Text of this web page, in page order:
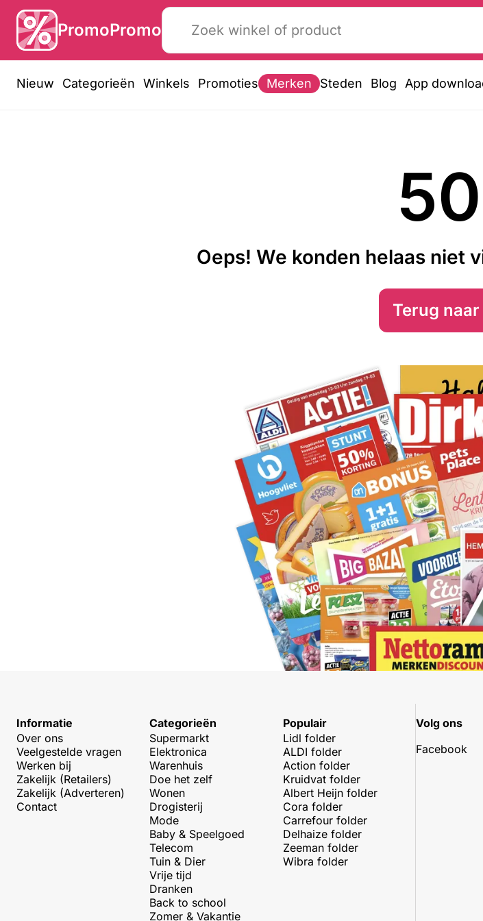
PromoPromo
Nieuw Categorieën Winkels Promoties Merken Steden Blog App
Oeps! We konden helaas niet
Terug
Informatie
Over ons
Veelgestelde vragen
Werken bij
Zakelijk (Retailers)
Zakelijk (Adverteren)
Contact
Categorieën
Supermarkt
Elektronica
Warenhuis
Doe het zelf
Wonen
Drogisterij
Mode
Baby & Speelgoed
Telecom
Tuin & Dier
Vrije tijd
Dranken
Back to school
Zomer & Vakantie
Populair
Lidl folder
ALDI folder
Action folder
Kruidvat folder
Albert Heijn folder
Cora folder
Carrefour folder
Delhaize folder
Zeeman folder
Wibra folder
Volg ons
Facebook